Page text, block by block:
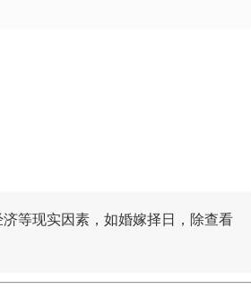
等现实因素，如婚嫁择日，除查看